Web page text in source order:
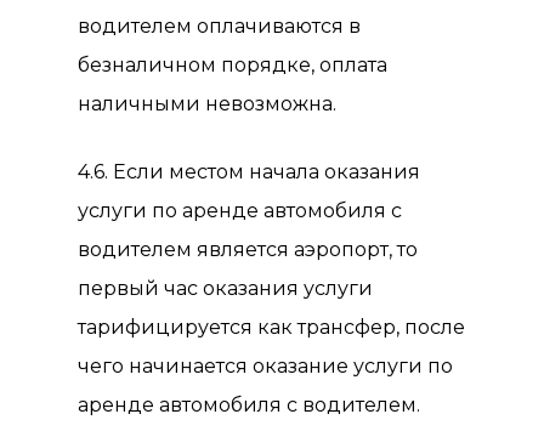
водителем оплачиваются в
безналичном порядке, оплата
наличными невозможна.
4.6. Если местом начала оказания
услуги по аренде автомобиля с
водителем является аэропорт, то
первый час оказания услуги
тарифицируется как трансфер, после
чего начинается оказание услуги по
аренде автомобиля с водителем.